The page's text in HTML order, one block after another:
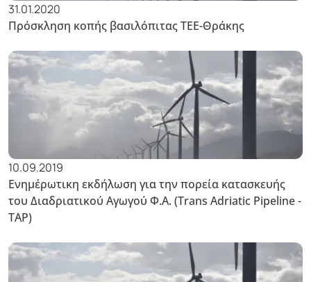
31.01.2020
Πρόσκληση κοπής βασιλόπιτας ΤΕΕ-Θράκης
10.09.2019
Ενημέρωτικη εκδήλωση για την πορεία κατασκευής
του Διαδριατικού Αγωγού Φ.Α. (Trans Adriatic Pipeline -
TAP)